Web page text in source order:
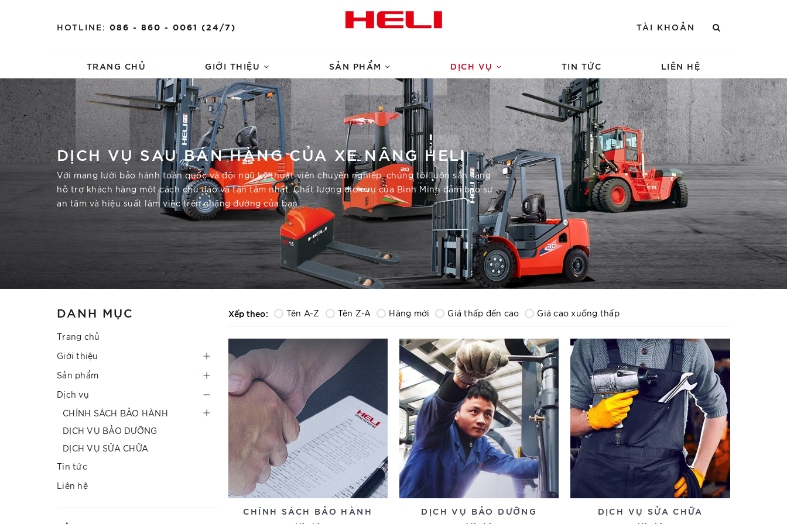
HOTLINE: 086 - 860 - 0061 (24/7) TÀI KHOẢN
TRANG CHỦ GIỚI THIỆU SẢN PHẨM DỊCH VỤ TIN TỨC LIÊN HỆ
DỊCH VỤ SAU BÁN HÀNG CỦA XE NÂNG HELI
Với mạng lưới bảo hành toàn quốc và đội ngũ kỹ thuật viên chuyên nghiệp, chúng tôi luôn sẵn sàng
hỗ trợ khách hàng một cách chu đáo và tận tâm nhất. Chất lượng dịch vụ của Bình Minh đảm bảo sự
an tâm và hiệu suất làm việc trên chặng đường của bạn.
Xếp theo: Tên A-Z Tên Z-A Hàng mới Giá thấp đến cao Giá cao xuống thấp
CHÍNH SÁCH BẢO HÀNH DỊCH VỤ BẢO DƯỠNG DỊCH VỤ SỬA CHỮA
DANH MỤC
Trang chủ
Giới thiệu
Sản phẩm
Dịch vụ
CHÍNH SÁCH BẢO HÀNH
DỊCH VỤ BẢO DƯỠNG
DỊCH VỤ SỬA CHỮA
Tin tức
Liên hệ